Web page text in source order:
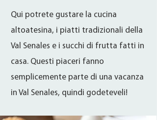
Qui potrete gustare la cucina
altoatesina, i piatti tradizionali della
Val Senales e i succhi di frutta fatti in
casa. Questi piaceri fanno
semplicemente parte di una vacanza
in Val Senales, quindi godeteveli!